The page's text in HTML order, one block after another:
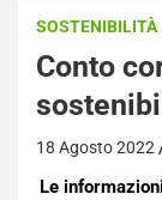
SOSTENIBILITÀ
Conto
18 Agosto 2022
Le